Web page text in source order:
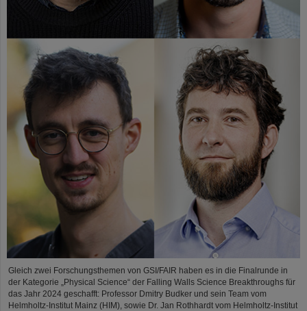
Gleich zwei Forschungsthemen von GSI/FAIR haben es in die Finalrunde in
der Kategorie „Physical Science“ der Falling Walls Science Breakthroughs für
das Jahr 2024 geschafft: Professor Dmitry Budker und sein Team vom
Helmholtz-Institut Mainz (HIM), sowie Dr. Jan Rothhardt vom Helmholtz-Institut